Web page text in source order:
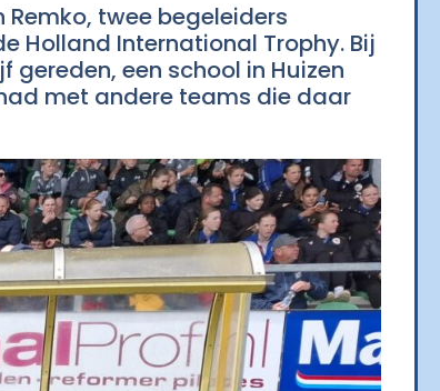
Remko, twee begeleiders
Holland International Trophy. Bij
een school in Huizen
met andere teams die daar